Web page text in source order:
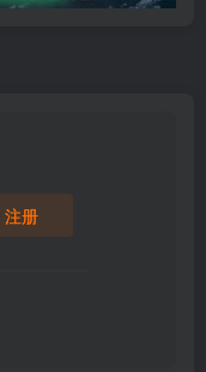
注册